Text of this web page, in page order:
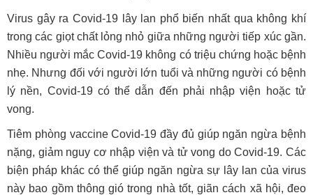
Virus gây ra Covid-19 lây lan phổ biến nhất qua không khí
trong các giọt chất lỏng nhỏ giữa những người tiếp xúc gần.
Nhiều người mắc Covid-19 không có triệu chứng hoặc bệnh
nhẹ. Nhưng đối với người lớn tuổi và những người có bệnh
lý nền, Covid-19 có thể dẫn đến phải nhập viện hoặc tử
vong.
Tiêm phòng vaccine Covid-19 đầy đủ giúp ngăn ngừa bệnh
nặng, giảm nguy cơ nhập viện và tử vong do Covid-19. Các
biện pháp khác có thể giúp ngăn ngừa sự lây lan của virus
này bao gồm thông gió trong nhà tốt, giãn cách xã hội, đeo